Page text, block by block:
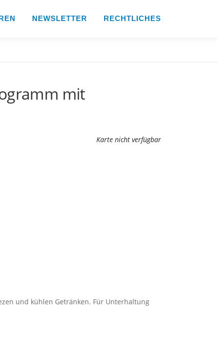
NEWSLETTER RECHTLICHES
mit
Karte nicht verfügbar
und kühlen Getränken. Für Unterhaltung